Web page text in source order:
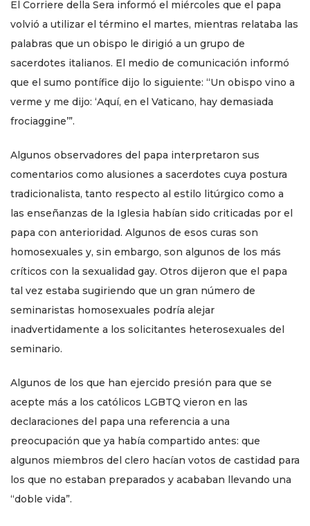
El Corriere della Sera informó el miércoles que el papa
volvió a utilizar el término el martes, mientras relataba las
palabras que un obispo le dirigió a un grupo de
sacerdotes italianos. El medio de comunicación informó
que el sumo pontífice dijo lo siguiente: “Un obispo vino a
verme y me dijo: ‘Aquí, en el Vaticano, hay demasiada
frociaggine’”.
Algunos observadores del papa interpretaron sus
comentarios como alusiones a sacerdotes cuya postura
tradicionalista, tanto respecto al estilo litúrgico como a
las enseñanzas de la Iglesia habían sido criticadas por el
papa con anterioridad. Algunos de esos curas son
homosexuales y, sin embargo, son algunos de los más
críticos con la sexualidad gay. Otros dijeron que el papa
tal vez estaba sugiriendo que un gran número de
seminaristas homosexuales podría alejar
inadvertidamente a los solicitantes heterosexuales del
seminario.
Algunos de los que han ejercido presión para que se
acepte más a los católicos LGBTQ vieron en las
declaraciones del papa una referencia a una
preocupación que ya había compartido antes: que
algunos miembros del clero hacían votos de castidad para
los que no estaban preparados y acababan llevando una
“doble vida”.